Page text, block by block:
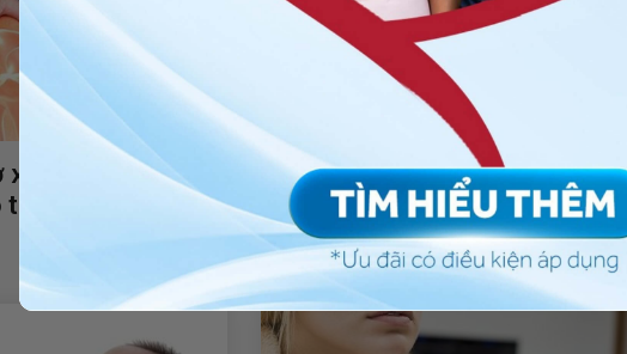
xương khớp
Kiểm soát bệnh tiểu đường
trong 10 phút
Xem thêm